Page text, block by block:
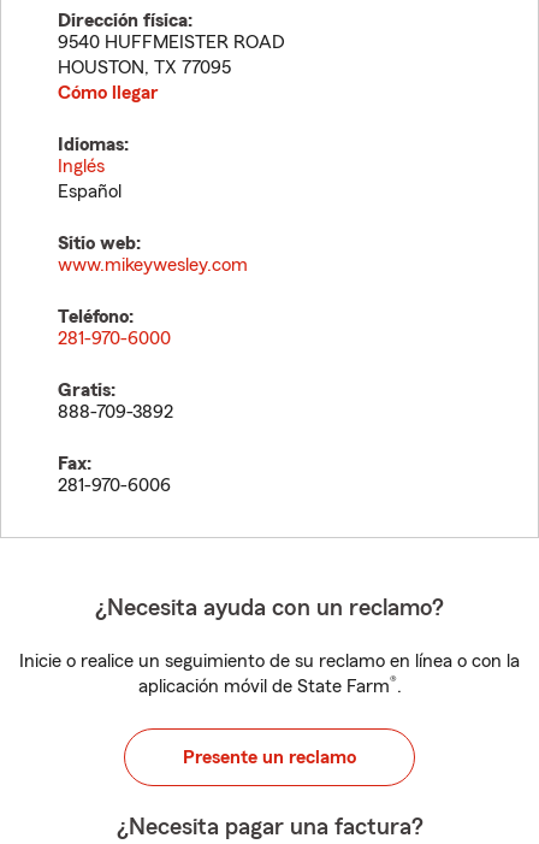
Dirección física:
9540 HUFFMEISTER ROAD
HOUSTON, TX 77095
Cómo llegar
Idiomas:
Inglés
Español
Sitio web:
www.mikeywesley.com
Teléfono:
281-970-6000
Gratis:
888-709-3892
Fax:
281-970-6006
¿Necesita ayuda con un reclamo?
Inicie o realice un seguimiento de su reclamo en línea o con la
aplicación móvil de State Farm®.
Presente un reclamo
¿Necesita pagar una factura?